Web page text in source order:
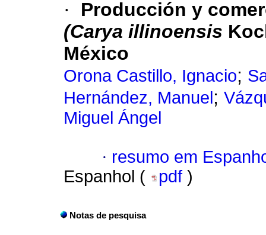
·
Producción y
(Carya illinoensis
México
Orona Castillo, Ignacio;
Hernández, Manuel ;
Miguel Ángel
· resumo em
Espanhol (
pdf )
Notas de pesquisa